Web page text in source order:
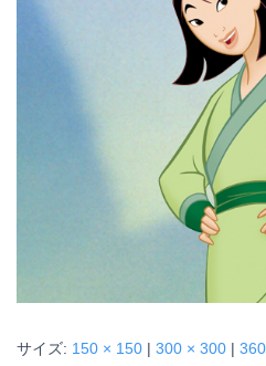
サイズ: 150 × 150 | 300 × 300 |